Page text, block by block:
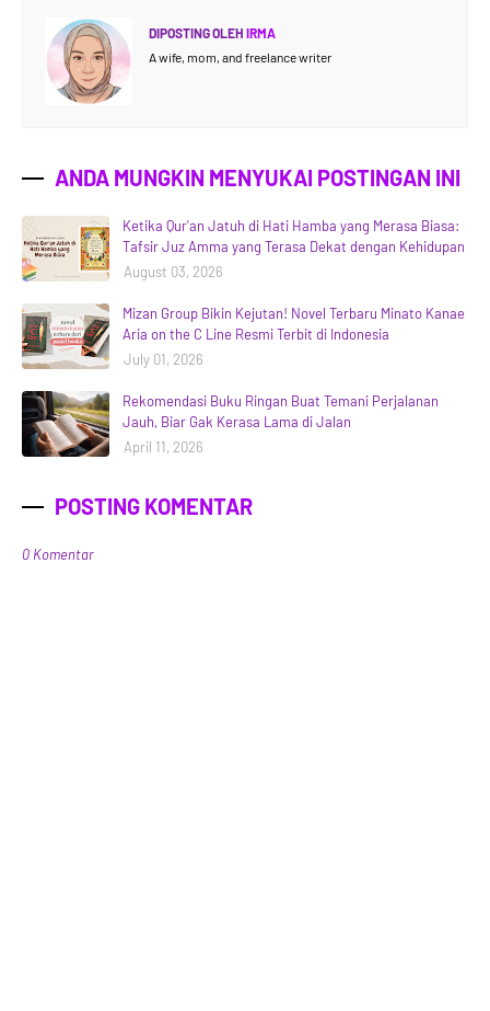
DIPOSTING OLEH IRMA
A wife, mom, and freelance writer
ANDA MUNGKIN MENYUKAI POSTINGAN INI
Ketika Qur'an Jatuh di Hati Hamba yang Merasa Biasa:
Tafsir Juz Amma yang Terasa Dekat dengan Kehidupan
August 03, 2026
Mizan Group Bikin Kejutan! Novel Terbaru Minato Kanae
Aria on the C Line Resmi Terbit di Indonesia
July 01, 2026
Rekomendasi Buku Ringan Buat Temani Perjalanan
Jauh, Biar Gak Kerasa Lama di Jalan
April 11, 2026
POSTING KOMENTAR
0 Komentar